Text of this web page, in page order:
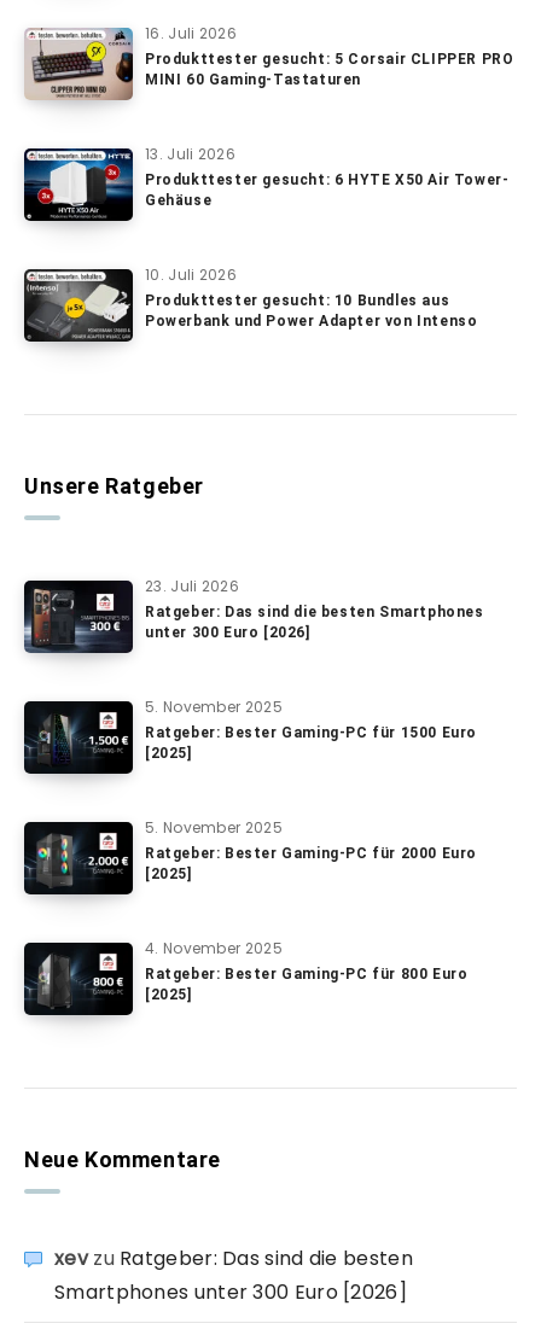
16. Juli 2026
Produkttester gesucht: 5 Corsair CLIPPER PRO
MINI 60 Gaming-Tastaturen
13. Juli 2026
Produkttester gesucht: 6 HYTE X50 Air Tower-
Gehäuse
10. Juli 2026
Produkttester gesucht: 10 Bundles aus
Powerbank und Power Adapter von Intenso
Unsere Ratgeber
23. Juli 2026
Ratgeber: Das sind die besten Smartphones
unter 300 Euro [2026]
5. November 2025
Ratgeber: Bester Gaming-PC für 1500 Euro
[2025]
5. November 2025
Ratgeber: Bester Gaming-PC für 2000 Euro
[2025]
4. November 2025
Ratgeber: Bester Gaming-PC für 800 Euro
[2025]
Neue Kommentare
xevzu Ratgeber: Das sind die besten
Smartphones unter 300 Euro [2026]